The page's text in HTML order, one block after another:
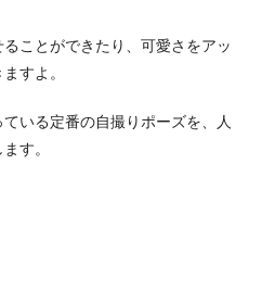
ことができたり、可愛さをアッ
すよ。
いる定番の自撮りポーズを、人
す。